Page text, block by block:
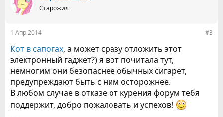
ц
Старожил
1 Апр 2014 #3
Кот в сапогах, а может сразу отложить этот
электронный гаджет?) я вот почитала тут,
немногим они безопаснее обычных сигарет,
предупреждают быть с ним осторожнее.
В любом случае в отказе от курения форум тебя
поддержит, добро пожаловать и успехов!